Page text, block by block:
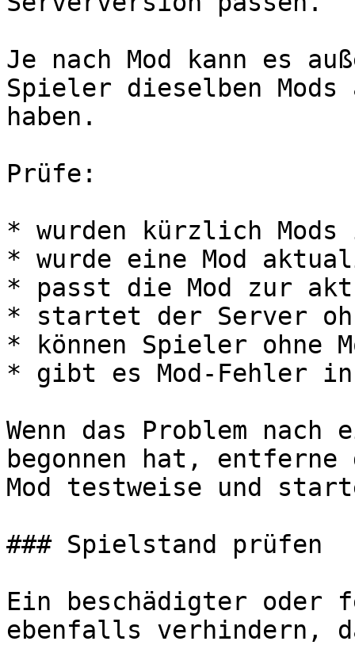
Je nach Mod kann es
Spieler dieselben
haben.
Prüfe:
* wurden kürzlich
* wurde eine Mod
* passt die Mod zur
* startet der Server
* können Spieler ohne
* gibt es Mod-Fehler in
Wenn das Problem
begonnen hat,
Mod testweise und
### Spielstand prüfen
Ein beschädigter oder
ebenfalls verhindern,